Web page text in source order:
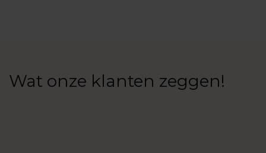
Wat onze klanten zeggen!